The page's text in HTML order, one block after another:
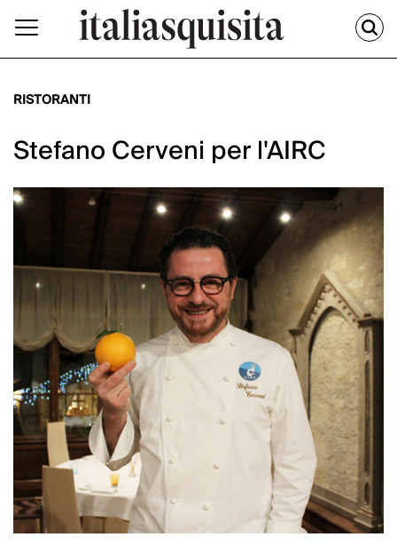
RISTORANTI
Stefano Cerveni per l'AIRC